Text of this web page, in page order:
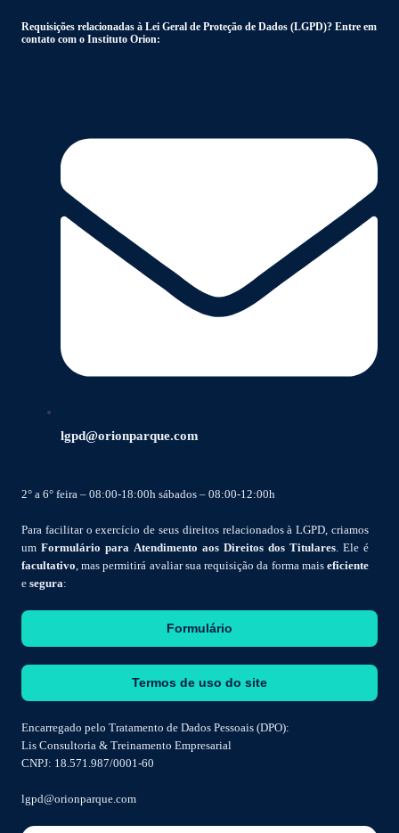
Requisições relacionadas à Lei Geral de Proteção de Dados (LGPD)? Entre em
contato com o Instituto Orion:
lgpd@orionparque.com
2° a 6° feira – 08:00-18:00h sábados – 08:00-12:00h
Para facilitar o exercício de seus direitos relacionados à LGPD, criamos
um Formulário para Atendimento aos Direitos dos Titulares. Ele é
facultativo, mas permitirá avaliar sua requisição da forma mais eficiente
e segura:
Formulário
Termos de uso do site
Encarregado pelo Tratamento de Dados Pessoais (DPO):
Lis Consultoria & Treinamento Empresarial
CNPJ: 18.571.987/0001-60
lgpd@orionparque.com